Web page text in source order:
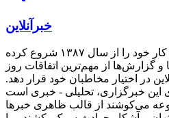
خبرآنلاین
درباره خبرآنلاین خبرآنلاین که کار خود را از سال ۱۳۸۷ شروع کرده
و گزارش‌ها از مهم‌ترین اتفاقات روز
در اختیار مخاطبان خود قرار دهد.
خبرگزاری، تحلیلی - خبری است
می‌کوشند از قالب ظاهری خبرها